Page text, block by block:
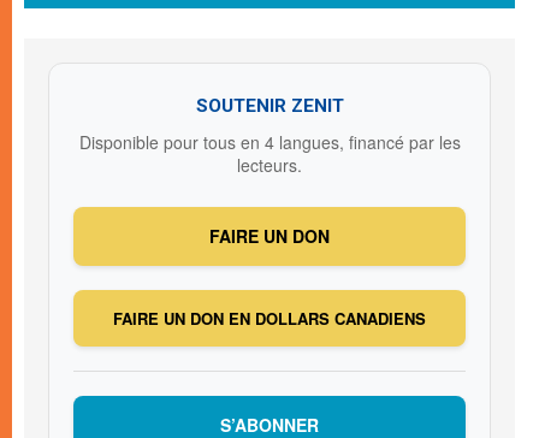
SOUTENIR ZENIT
Disponible pour tous en 4 langues, financé par les
lecteurs.
FAIRE UN DON
FAIRE UN DON EN DOLLARS CANADIENS
S’ABONNER